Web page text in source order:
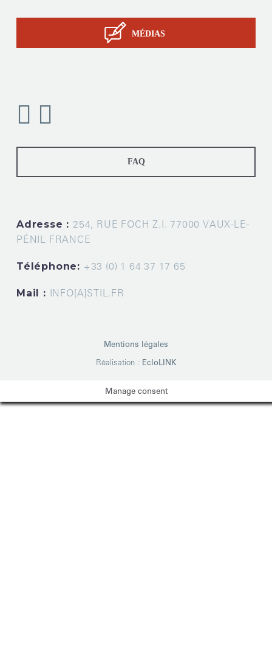
MÉDIAS
FAQ
Adresse : 254, RUE FOCH Z.I. 77000 VAUX-LE-
PÉNIL FRANCE
Téléphone: +33 (0) 1 64 37 17 65
Mail : INFO[A]STIL.FR
Mentions légales
Réalisation : EcloLINK
Manage consent